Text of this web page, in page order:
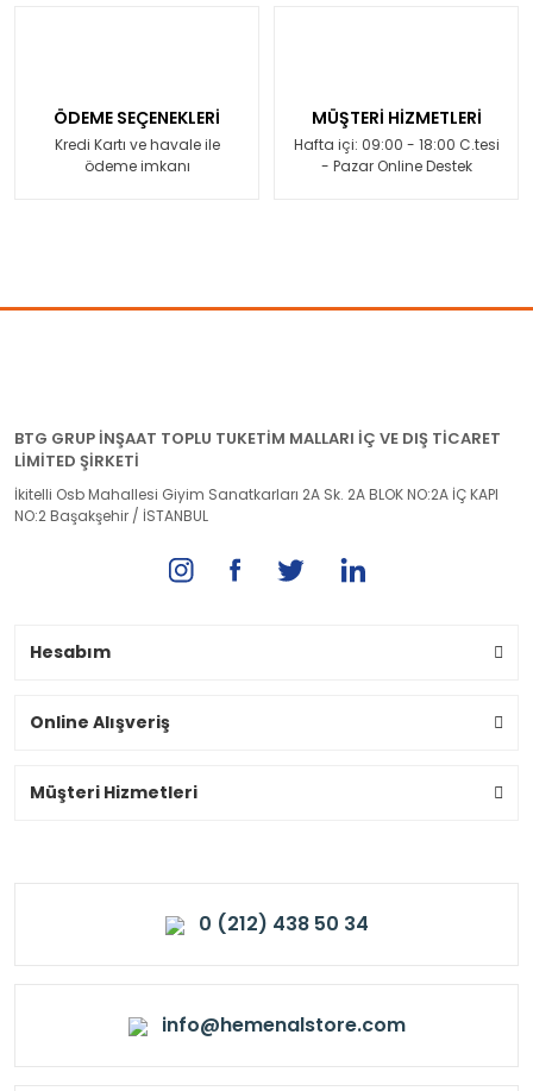
ÖDEME SEÇENEKLERİ
Kredi Kartı ve havale ile
ödeme imkanı
MÜŞTERİ HİZMETLERİ
Hafta içi: 09:00 - 18:00 C.tesi
- Pazar Online Destek
BTG GRUP İNŞAAT TOPLU TUKETİM MALLARI İÇ VE DIŞ TİCARET
LİMİTED ŞİRKETİ
İkitelli Osb Mahallesi Giyim Sanatkarları 2A Sk. 2A BLOK NO:2A İÇ KAPI
NO:2 Başakşehir / İSTANBUL
Hesabım
Online Alışveriş
Müşteri Hizmetleri
0 (212) 438 50 34
info@hemenalstore.com